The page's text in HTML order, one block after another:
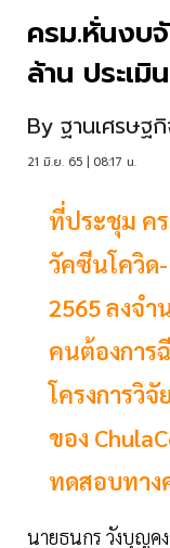
ครม.หั่นงบ
ล้าน ประเ
By ฐานเศรษฐ
21 มิ.ย. 65 | 08:17 น.
ที่ประชุม ค
วัคซีนโควิด
2565 ลงจำ
คนต้องการ
โครงการวิ
ของ
ทดสอบทาง
นายธนกร วังบุญค